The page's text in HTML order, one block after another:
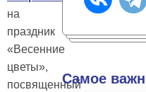
на
праздник
«Весенние
цветы»,
посвященныйСамое